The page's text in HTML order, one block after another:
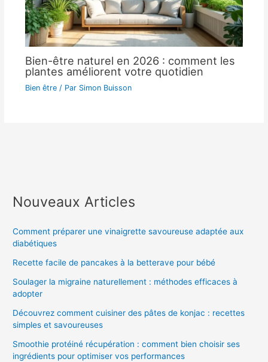
Bien-être naturel en 2026 : comment les
plantes améliorent votre quotidien
Bien être/ Par Simon Buisson
Nouveaux Articles
Comment préparer une vinaigrette savoureuse adaptée aux
diabétiques
Recette facile de pancakes à la betterave pour bébé
Soulager la migraine naturellement : méthodes efficaces à
adopter
Découvrez comment cuisiner des pâtes de konjac : recettes
simples et savoureuses
Smoothie protéiné récupération : comment bien choisir ses
ingrédients pour optimiser vos performances